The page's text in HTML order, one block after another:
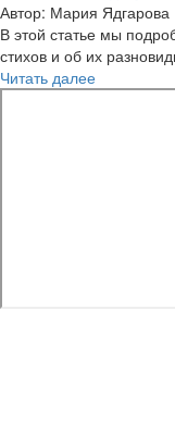
Автор: Мария Ядгарова
В этой статье мы
стихов и об их
Читать далее